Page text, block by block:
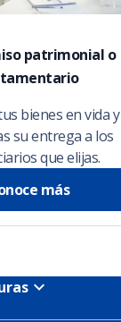
patrimonial o
bienes en vida y
su entrega a los
que elijas.
más